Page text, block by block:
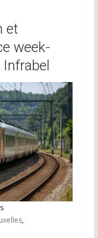
et
week-
,